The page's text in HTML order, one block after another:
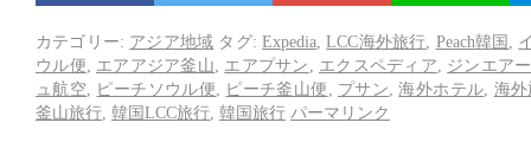
カテゴリー: アジア地域 タグ:Expedia ,LCC海外旅行 Peach韓国
ウル便
エアアジア釜山 エアプサン エクスペディア
ジンエアー
ュ航空
ピーチソウル便 ピーチ釜山便 プサン ,海外ホテル 海
釜山旅行 韓国LCC旅行 韓国旅行 パーマリンク